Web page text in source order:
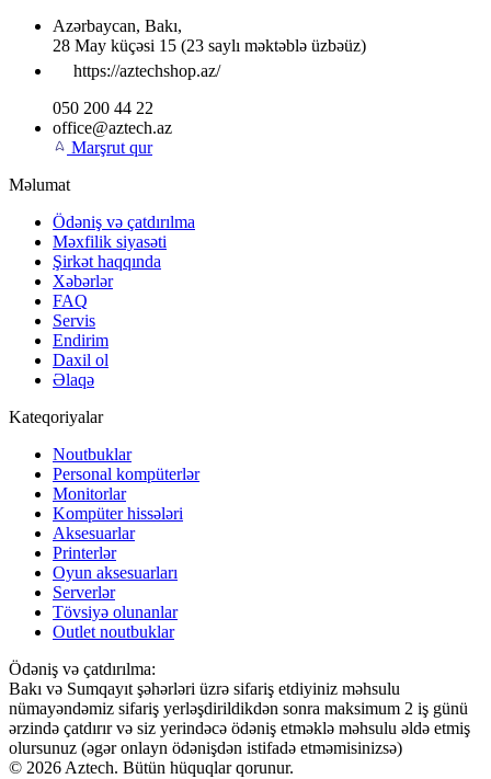
Azərbaycan, Bakı,
28 May küçəsi 15 (23 saylı məktəblə üzbəüz)
https://aztechshop.az/
050 200 44 22
office@aztech.az
Marşrut qur
Məlumat
Ödəniş və çatdırılma
Məxfilik siyasəti
Şirkət haqqında
Xəbərlər
FAQ
Servis
Endirim
Daxil ol
Əlaqə
Kateqoriyalar
Noutbuklar
Personal kompüterlər
Monitorlar
Kompüter hissələri
Aksesuarlar
Printerlər
Oyun aksesuarları
Serverlər
Tövsiyə olunanlar
Outlet noutbuklar
Ödəniş və çatdırılma:
Bakı və Sumqayıt şəhərləri üzrə sifariş etdiyiniz məhsulu
nümayəndəmiz sifariş yerləşdirildikdən sonra maksimum 2 iş günü
ərzində çatdırır və siz yerindəcə ödəniş etməklə məhsulu əldə etmiş
olursunuz (əgər onlayn ödənişdən istifadə etməmisinizsə)
© 2026 Aztech. Bütün hüquqlar qorunur.